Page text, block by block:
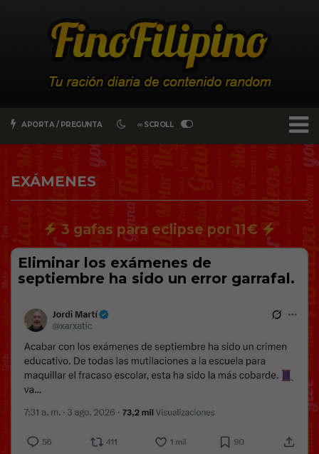
APORTA / PREGUNTA ∞ SCROLL
EXÁMENES
3 gafas para eclipse por 11€
Eliminar los exámenes de
septiembre ha sido un error garrafal.